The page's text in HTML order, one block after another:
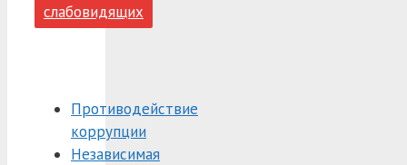
слабовидящих
Противодействие
коррупции
Независимая